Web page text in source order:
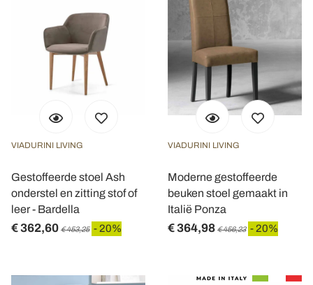
VIADURINI LIVING
Gestoffeerde stoel Ash
onderstel en zitting stof of
leer - Bardella
€ 362,60 € 453,25 - 20%
VIADURINI LIVING
Moderne gestoffeerde
beuken stoel gemaakt in
Italië Ponza
€ 364,98 € 456,23 - 20%